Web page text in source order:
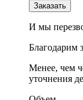
Заказать
И мы
Благодарим
Менее, чем
уточнения